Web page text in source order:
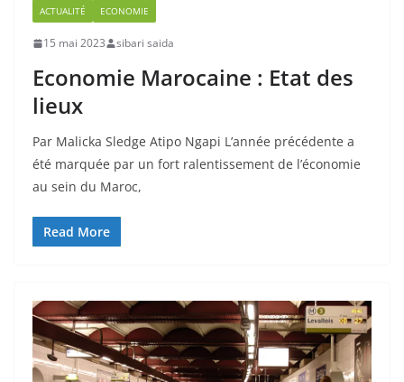
ACTUALITÉ ECONOMIE
15 mai 2023 sibari saida
Economie Marocaine : Etat des
lieux
Par Malicka Sledge Atipo Ngapi L’année précédente a
été marquée par un fort ralentissement de l’économie
au sein du Maroc,
Read More